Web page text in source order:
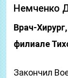
Немченко
Врач-
филиале
Закончил